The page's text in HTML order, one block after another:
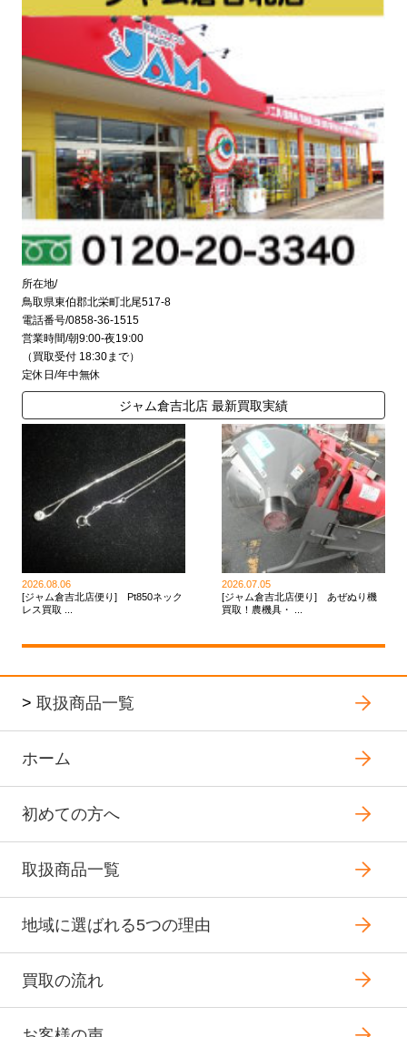
所在地/
鳥取県東伯郡北栄町北尾517-8
電話番号/0858-36-1515
営業時間/朝9:00-夜19:00
（買取受付 18:30まで）
定休日/年中無休
ジャム倉吉北店 最新買取実績
2026.08.06
[ジャム倉吉北店便り] Pt850ネック
レス買取 ...
2026.07.05
[ジャム倉吉北店便り] あぜぬり機
買取！農機具・ ...
> 取扱商品一覧
ホーム
初めての方へ
取扱商品一覧
地域に選ばれる5つの理由
買取の流れ